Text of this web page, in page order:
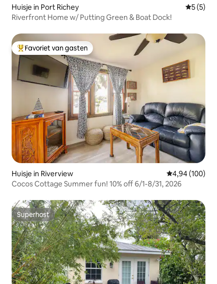
Huisje in Port Richey
5 (5)
Riverfront Home w/ Putting Green & Boat Dock!
Topfavoriet van gasten
Favoriet van gasten
Huisje in Riverview Gemiddelde
4,94 (100)
Cocos Cottage Summer fun! 10% off 6/1-8/31, 2026
Superhost
Superhost